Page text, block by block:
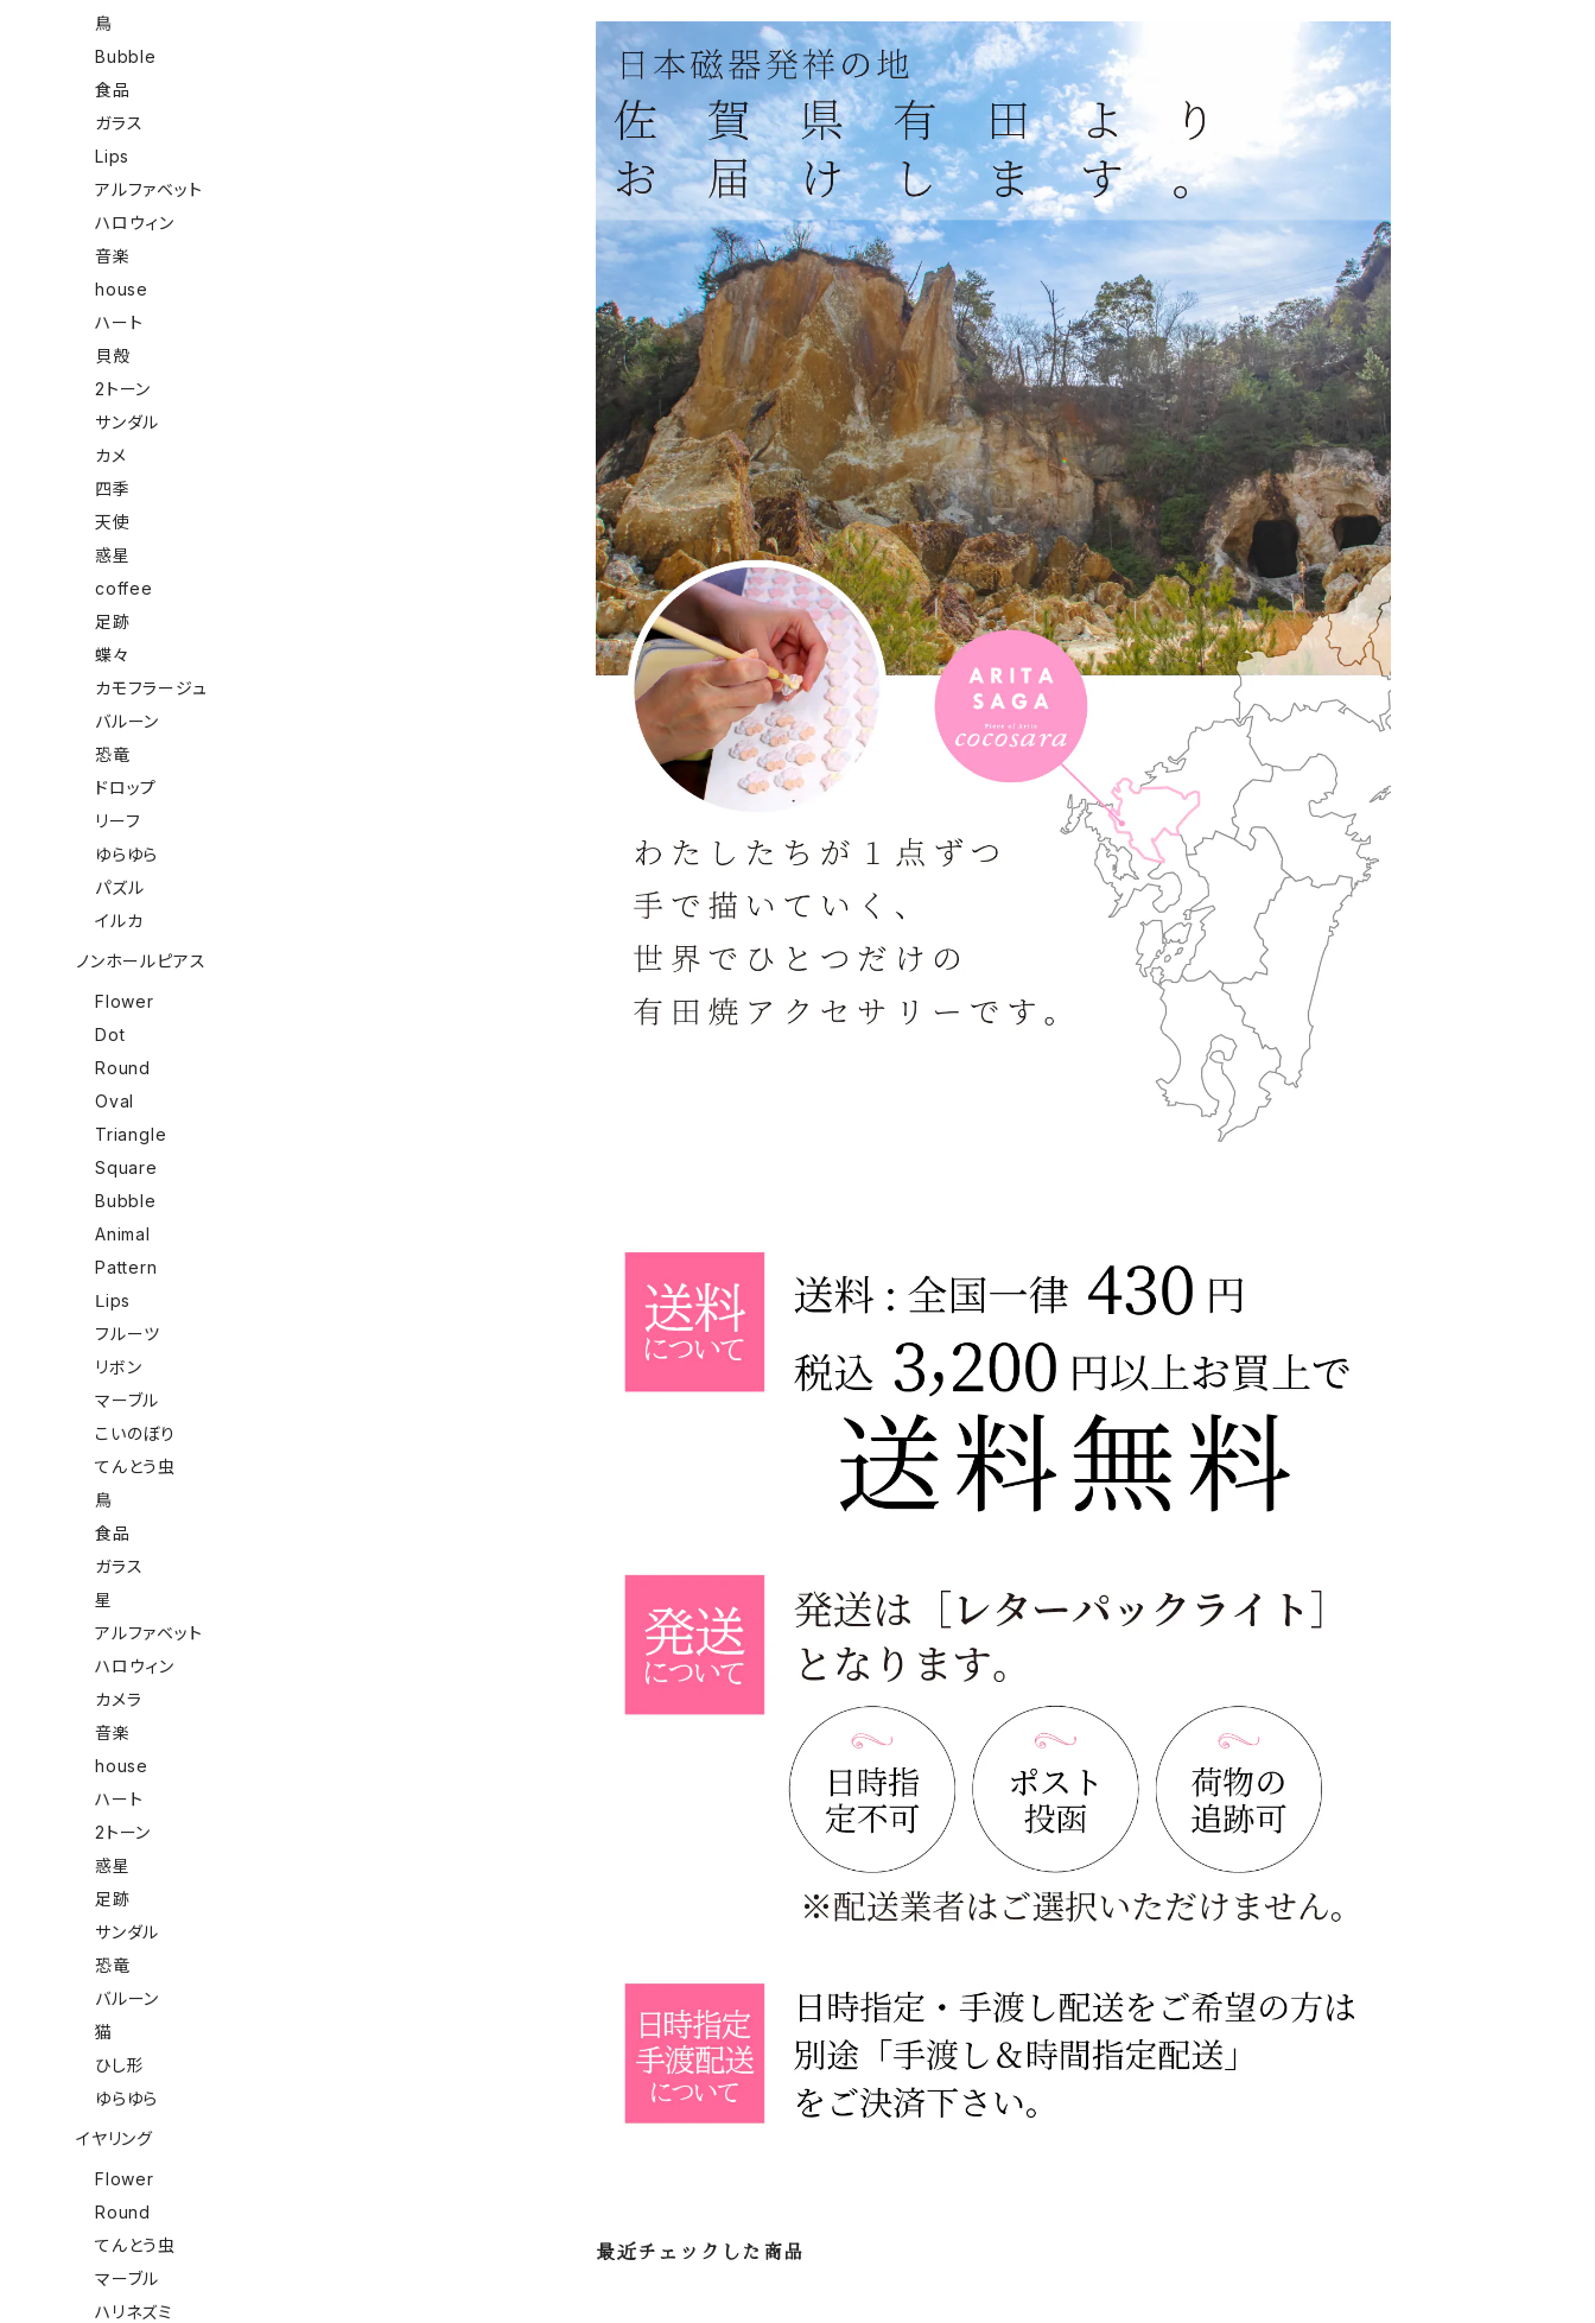
最近チェックした商品
鳥
Bubble
食品
ガラス
Lips
アルファベット
ハロウィン
音楽
house
ハート
貝殻
2トーン
サンダル
カメ
四季
天使
惑星
coffee
足跡
蝶々
カモフラージュ
バルーン
恐竜
ドロップ
リーフ
ゆらゆら
パズル
イルカ
ノンホールピアス
Flower
Dot
Round
Oval
Triangle
Square
Bubble
Animal
Pattern
Ⅼips
フルーツ
リボン
マーブル
こいのぼり
てんとう虫
鳥
食品
ガラス
星
アルファベット
ハロウィン
カメラ
音楽
house
ハート
2トーン
惑星
足跡
サンダル
恐竜
バルーン
猫
ひし形
ゆらゆら
イヤリング
Flower
Round
てんとう虫
マーブル
ハリネズミ